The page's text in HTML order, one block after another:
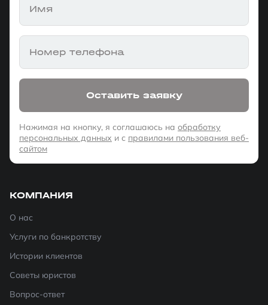
Имя
Номер телефона
Оставить заявку
Нажимая на кнопку, я соглашаюсь на обработку
персональных данных и с правилами пользования веб-
сайтом
КОМПАНИЯ
О нас
Услуги по банкротству
Истории клиентов
Советы юристов
Вопрос-ответ